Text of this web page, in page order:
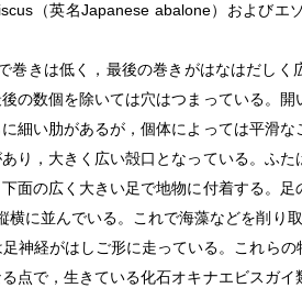
（英名Japanese abalone）およびエ
きは低く，最後の巻きがはなはだし
の数個を除いては穴はつまっている。
細い肋があるが，個体によっては平滑
り，大きく広い殻口となっている。ふ
面の広く大きい足で地物に付着する。
に並んでいる。これで海藻などを削り
神経がはしご形に走っている。これら
点で，生きている化石オキナエビスガ